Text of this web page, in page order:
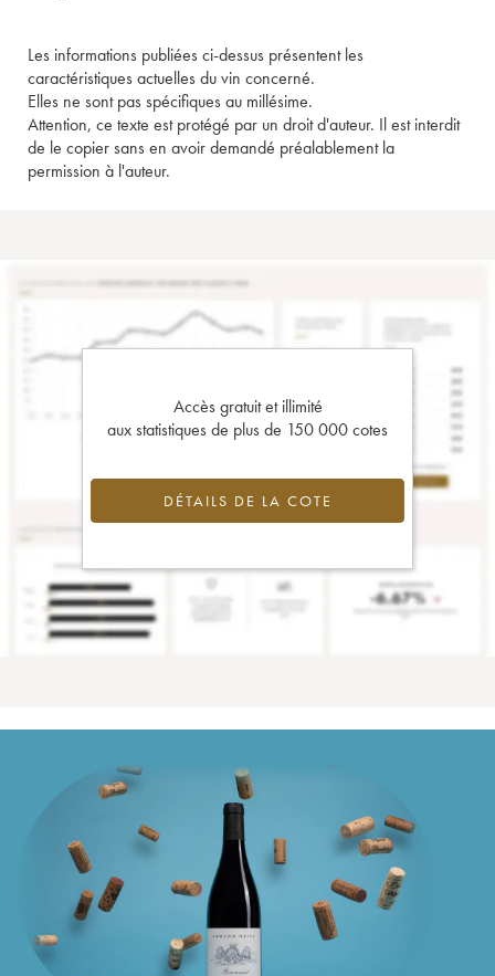
Les informations publiées ci-dessus présentent les
caractéristiques actuelles du vin concerné.
Elles ne sont pas spécifiques au millésime.
Attention, ce texte est protégé par un droit d'auteur. Il est interdit
de le copier sans en avoir demandé préalablement la
permission à l'auteur.
Accès gratuit et illimité
aux statistiques de plus de 150 000 cotes
DÉTAILS DE LA COTE